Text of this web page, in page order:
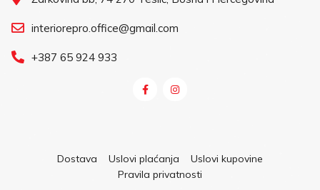
interiorepro.office@gmail.com
+387 65 924 933
Dostava Uslovi plaćanja
Uslovi kupovine
Pravila privatnosti